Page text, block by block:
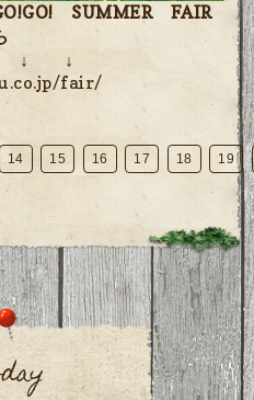
SUMMER FAIR
↓
fair/
14 15 16 17 18 19